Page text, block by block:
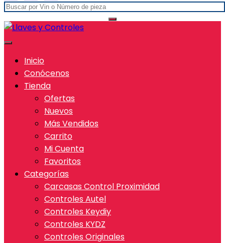
Inicio
Conócenos
Tienda
Ofertas
Nuevos
Más Vendidos
Carrito
Mi Cuenta
Favoritos
Categorías
Carcasas Control Proximidad
Controles Autel
Controles Keydiy
Controles KYDZ
Controles Originales